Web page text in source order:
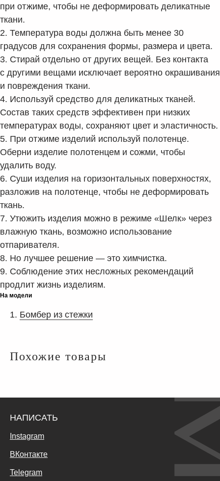
при отжиме, чтобы не деформировать деликатные
ткани.
2. Температура воды должна быть менее 30
градусов для сохранения формы, размера и цвета.
3. Стирай отдельно от других вещей. Без контакта
с другими вещами исключает вероятно окрашивания
и повреждения ткани.
4. Используй средство для деликатных тканей.
Состав таких средств эффективен при низких
температурах воды, сохраняют цвет и эластичность.
5. При отжиме изделий используй полотенце.
Оберни изделие полотенцем и сожми, чтобы
удалить воду.
6. Суши изделия на горизонтальных поверхностях,
разложив на полотенце, чтобы не деформировать
ткань.
7. Утюжить изделия можно в режиме «Шелк» через
влажную ткань, возможно использование
отпаривателя.
8. Но лучшее решение — это химчистка.
9. Соблюдение этих несложных рекомендаций
продлит жизнь изделиям.
На модели
Бомбер из стежки
Похожие товары
НАПИСАТЬ
Instagram
ВКонтакте
Telegram